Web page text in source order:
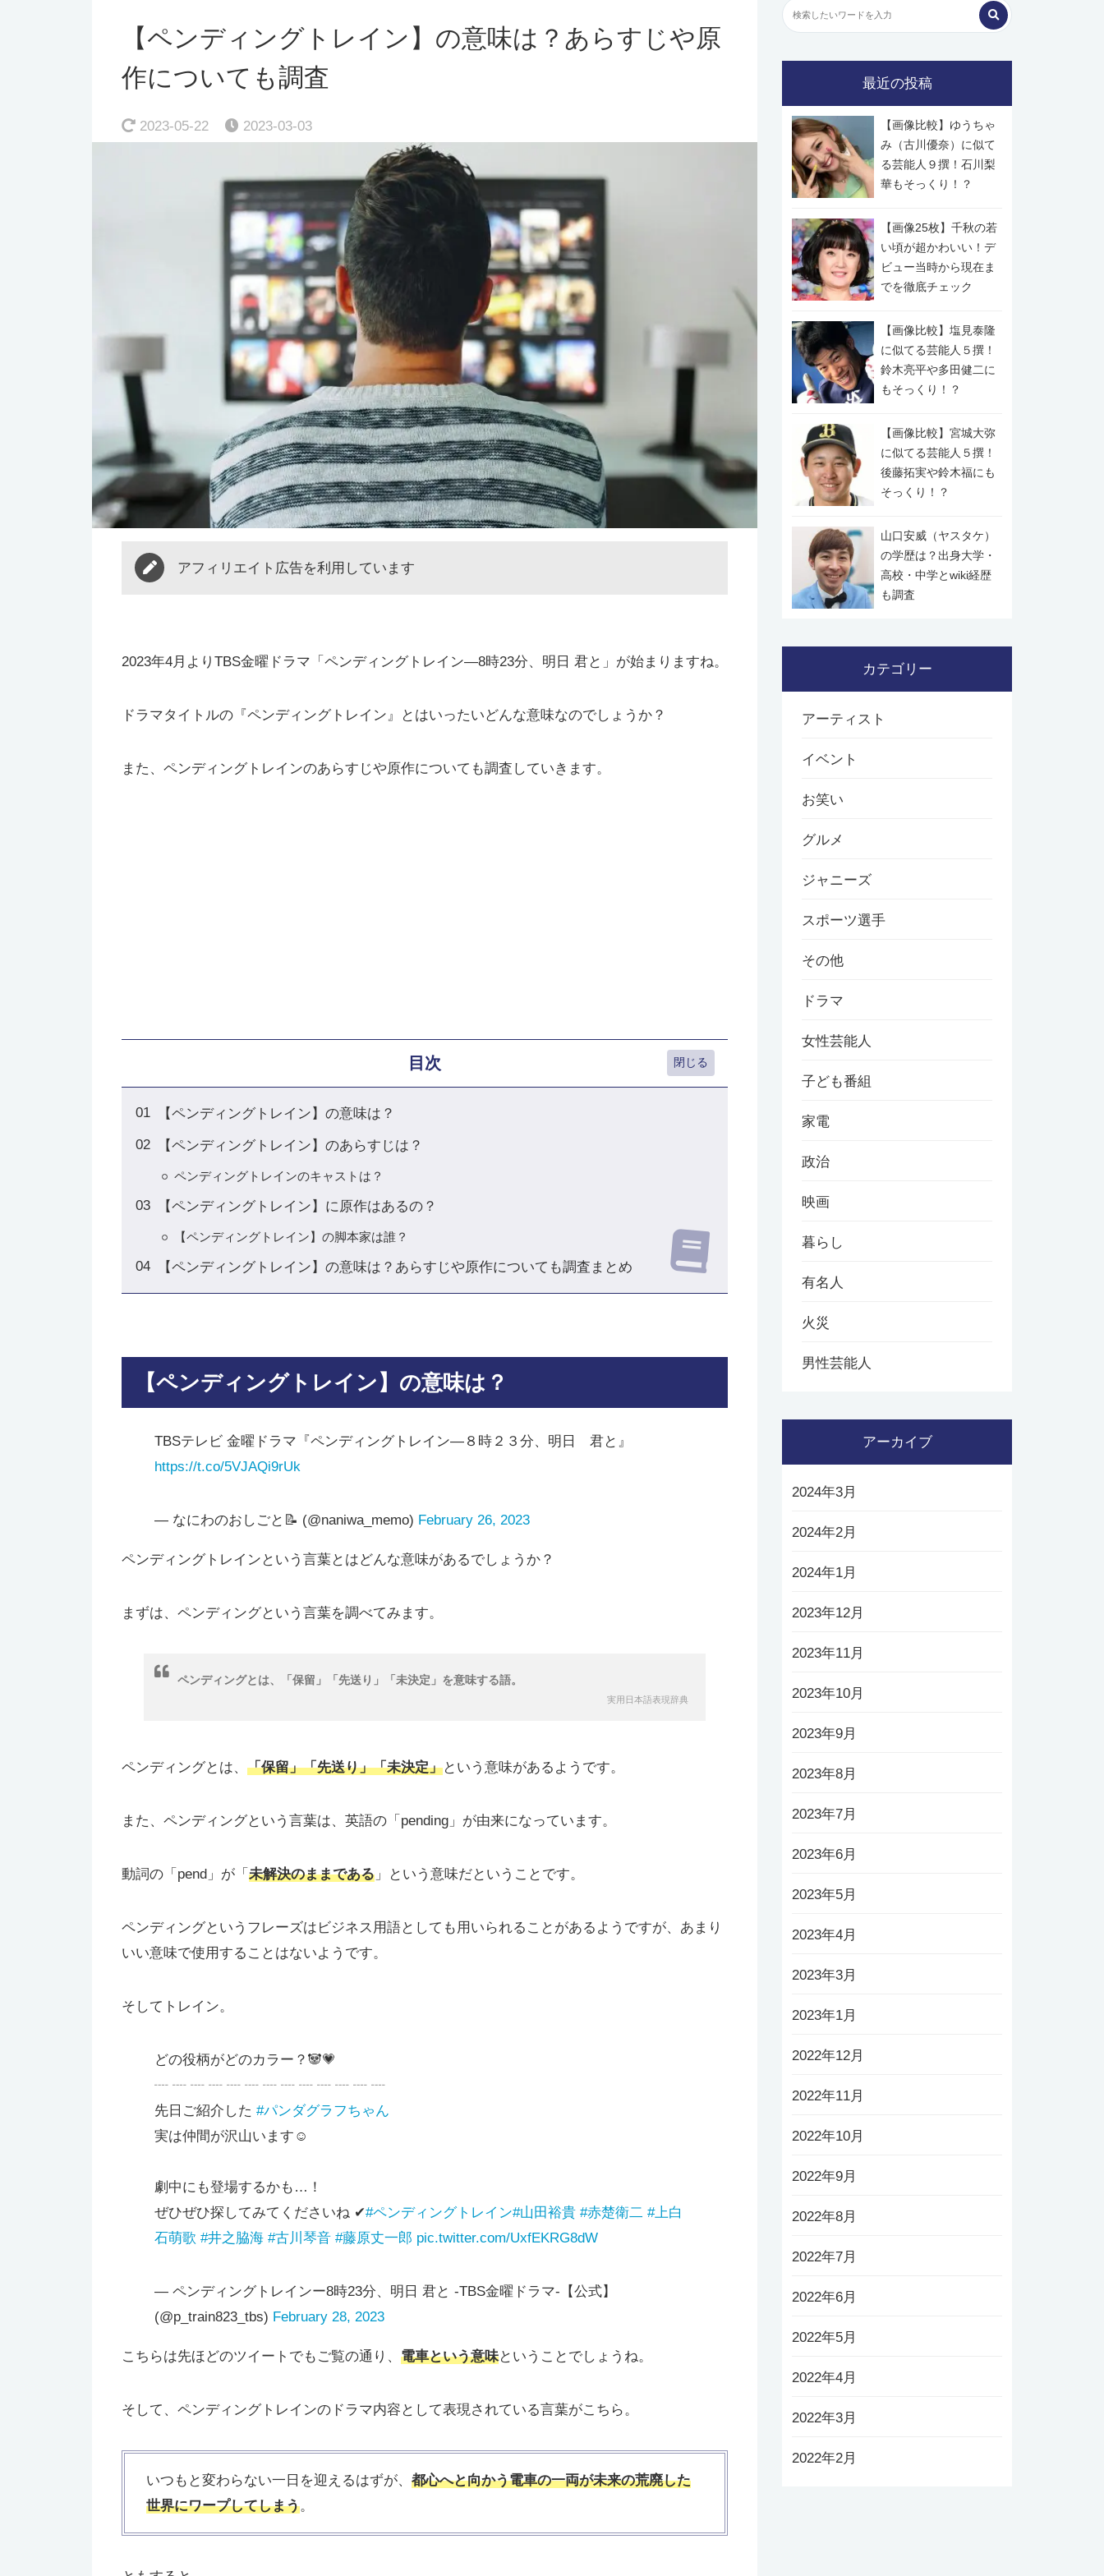
【ペンディングトレイン】の意味は？あらすじや原
作についても調査
2023-05-22 2023-03-03
アフィリエイト広告を利用しています
2023年4月よりTBS金曜ドラマ「ペンディングトレイン―8時23分、明日 君と」が始まりますね。
ドラマタイトルの『ペンディングトレイン』とはいったいどんな意味なのでしょうか？
また、ペンディングトレインのあらすじや原作についても調査していきます。
目次
【ペンディングトレイン】の意味は？
【ペンディングトレイン】のあらすじは？
ペンディングトレインのキャストは？
【ペンディングトレイン】に原作はあるの？
【ペンディングトレイン】の脚本家は誰？
【ペンディングトレイン】の意味は？あらすじや原作についても調査まとめ
【ペンディングトレイン】の意味は？
TBSテレビ 金曜ドラマ『ペンディングトレイン―８時２３分、明日 君と』
https://t.co/5VJAQi9rUk
— なにわのおしごと📝 (@naniwa_memo) February 26, 2023
ペンディングトレインという言葉とはどんな意味があるでしょうか？
まずは、ペンディングという言葉を調べてみます。
ペンディングとは、「保留」「先送り」「未決定」を意味する語。
実用日本語表現辞典
ペンディングとは、 「保留」「先送り」「未決定」という意味があるようです。
また、ペンディングという言葉は、英語の「pending」が由来になっています。
動詞の「pend」が「 未解決のままである 」という意味だということです。
ペンディングというフレーズはビジネス用語としても用いられることがあるようですが、あまり
いい意味で使用することはないようです。
そしてトレイン。
どの役柄がどのカラー？🐼💗
┈ ┈ ┈ ┈ ┈ ┈ ┈ ┈ ┈ ┈ ┈ ┈ ┈
先日ご紹介した #パンダグラフちゃん
実は仲間が沢山います☺️
劇中にも登場するかも…！
ぜひぜひ探してみてくださいね ✔︎#ペンディングトレイン#山田裕貴 #赤楚衛二 #上白
石萌歌 #井之脇海 #古川琴音 #藤原丈一郎 pic.twitter.com/UxfEKRG8dW
— ペンディングトレインー8時23分、明日 君と -TBS金曜ドラマ-【公式】
(@p_train823_tbs) February 28, 2023
こちらは先ほどのツイートでもご覧の通り、 電車という意味ということでしょうね。
そして、ペンディングトレインのドラマ内容として表現されている言葉がこちら。
いつもと変わらない一日を迎えるはずが、 都心へと向かう電車の一両が未来の荒廃した
世界にワープしてしまう。
最近の投稿
【画像比較】ゆうちゃ
み（古川優奈）に似て
る芸能人９撰！石川梨
華もそっくり！？
【画像25枚】千秋の若
い頃が超かわいい！デ
ビュー当時から現在ま
でを徹底チェック
【画像比較】塩見泰隆
に似てる芸能人５撰！
鈴木亮平や多田健二に
もそっくり！？
【画像比較】宮城大弥
に似てる芸能人５撰！
後藤拓実や鈴木福にも
そっくり！？
山口安威（ヤスタケ）
の学歴は？出身大学・
高校・中学とwiki経歴
も調査
カテゴリー
アーティスト
イベント
お笑い
グルメ
ジャニーズ
スポーツ選手
その他
ドラマ
女性芸能人
子ども番組
家電
政治
映画
暮らし
有名人
火災
男性芸能人
アーカイブ
2024年3月
2024年2月
2024年1月
2023年12月
2023年11月
2023年10月
2023年9月
2023年8月
2023年7月
2023年6月
2023年5月
2023年4月
2023年3月
2023年1月
2022年12月
2022年11月
2022年10月
2022年9月
2022年8月
2022年7月
2022年6月
2022年5月
2022年4月
2022年3月
2022年2月